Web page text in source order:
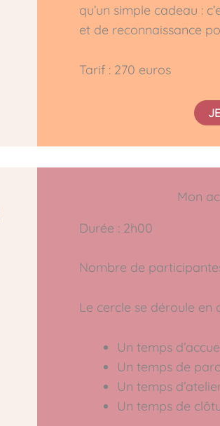
qu’un simple cadeau :
et de reconnaissance
Tarif : 270 euros
Mon
Durée : 2h00
Nombre de
Le cercle se déroule en
Un temps
Un temps de
Un temps
Un temps de